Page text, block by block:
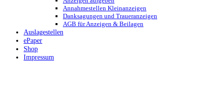
Annahmestellen Kleinanzeigen
Danksagungen und Traueranzeigen
AGB für Anzeigen & Beilagen
Auslagestellen
ePaper
Shop
Impressum